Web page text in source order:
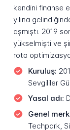
kendini finanse
yılına
aşmıştı. 2019
yükselmişti ve
rota
Kuruluş:
Sevgililer
Yasal adı:
Genel
Techpark,